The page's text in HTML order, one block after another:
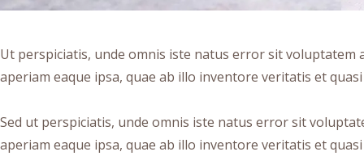
Ut perspiciatis, unde omnis iste natus error sit
aperiam eaque ipsa, quae ab illo inventore veritatis et
Sed ut perspiciatis, unde omnis iste natus error sit
aperiam eaque ipsa, quae ab illo inventore veritatis et